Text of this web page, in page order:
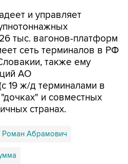
и управляет
тыс. вагонов-платформ
сеть терминалов в РФ
также ему
АО
19 ж/д терминалами в
и совместных
странах.
Роман Абрамович